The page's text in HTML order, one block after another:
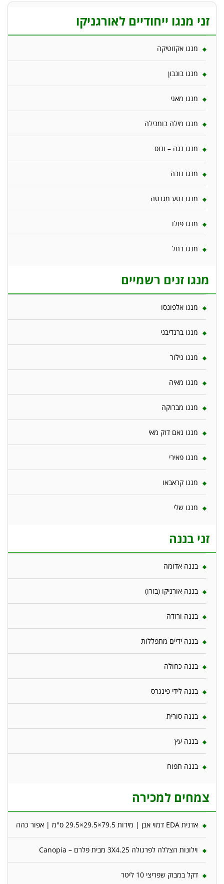
זני מנגו ייחודיים לאורגניקו
מנגו אקזוטיקה
מנגו בונבון
מנגו מאגי
מנגו מילה בומבילה
מנגו נגה – ונוס
מנגו נובה
מנגו נטע מגנטה
מנגו פולו
מנגו רחל
מנגו זנים רשמיים
מנגו אלפונסו
מנגו ברנדיבני
מנגו גילור
מנגו מאיה
מנגו מברוקה
מנגו נאם דוק מאי
מנגו פאירי
מנגו קראבאו
מנגו שלי
זני בננה
בננה אדומה
בננה אורניקו (בורו)
בננה ורודה
בננה ידיים מתפללות
בננה כחולה
בננה לידי פינגרס
בננה סורית
בננה עץ
בננה תפוח
צמחים למכירה
אדנית EDA דמוי אבן | מידות 79.5×29.5×29.5 ס"מ | אפור כהה
וילונות הצללה לפרגולה 3X4.25 מבית פלרם – Canopia
דקל במבוק שפריצי 10 ליטר